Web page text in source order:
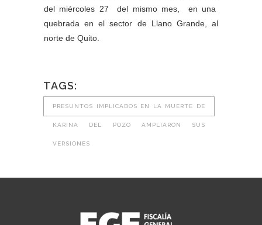
del miércoles 27 del mismo mes, en una
quebrada en el sector de Llano Grande, al
norte de Quito.
TAGS:
PRESUNTOS IMPLICADOS EN LA MUERTE DE
KARINA DEL POZO AMPLIARON SUS
VERSIONES